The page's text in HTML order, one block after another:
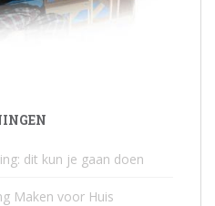
dit kun je gaan doen
Maken voor Huis